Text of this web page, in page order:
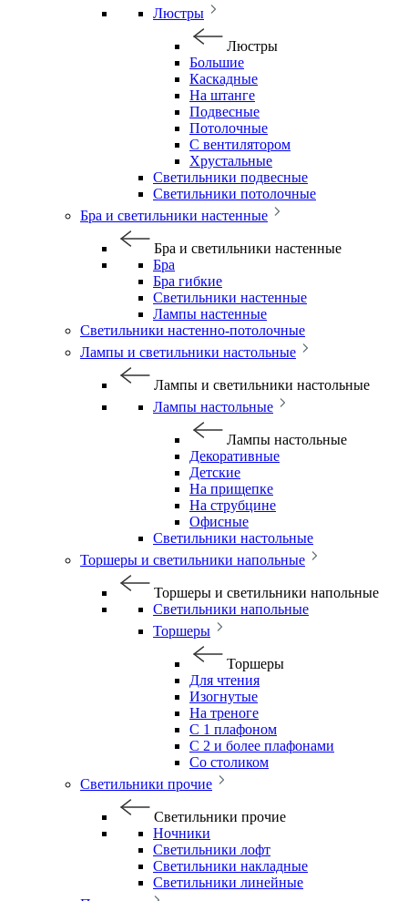
Люстры
Люстры
Большие
Каскадные
На штанге
Подвесные
Потолочные
С вентилятором
Хрустальные
Светильники подвесные
Светильники потолочные
Бра и светильники настенные
Бра и светильники настенные
Бра
Бра гибкие
Светильники настенные
Лампы настенные
Светильники настенно-потолочные
Лампы и светильники настольные
Лампы и светильники настольные
Лампы настольные
Лампы настольные
Декоративные
Детские
На прищепке
На струбцине
Офисные
Светильники настольные
Торшеры и светильники напольные
Торшеры и светильники напольные
Светильники напольные
Торшеры
Торшеры
Для чтения
Изогнутые
На треноге
С 1 плафоном
С 2 и более плафонами
Со столиком
Светильники прочие
Светильники прочие
Ночники
Светильники лофт
Светильники накладные
Светильники линейные